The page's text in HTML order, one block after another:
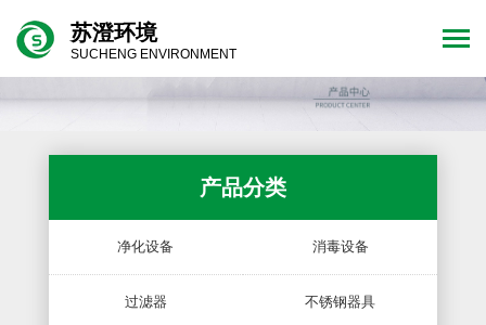
苏澄环境
SUCHENG ENVIRONMENT
产品分类
净化设备 消毒设备
过滤器 不锈钢器具